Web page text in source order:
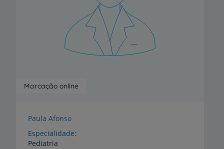
Marcação online
Paula Afonso
Especialidade
Pediatria